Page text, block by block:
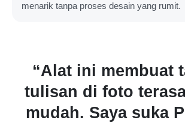
menarik tanpa proses desain yang rumit.
tambah
sangat
Pembuat
“Pas